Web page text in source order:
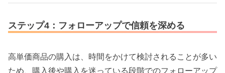
ステップ4：フォローアップで信頼を深める
高単価商品の購入は、時間をかけて検討されることが多い
ため、購入後や購入を迷っている段階でのフォローアップ